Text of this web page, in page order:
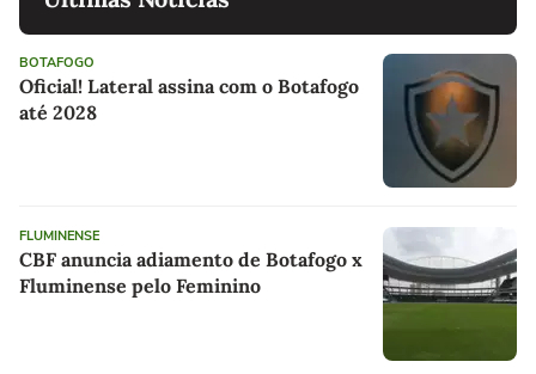
BOTAFOGO
Oficial! Lateral assina com o Botafogo
até 2028
FLUMINENSE
CBF anuncia adiamento de Botafogo x
Fluminense pelo Feminino